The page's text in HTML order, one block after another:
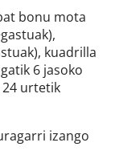
bonu mota
kuadrilla
6 jasoko
24 urtetik
izango